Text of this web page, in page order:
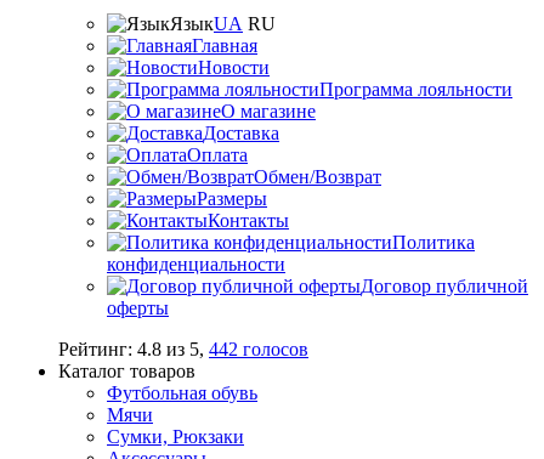
ЯзыкUA RU
Главная
Новости
Программа лояльности
О магазине
Доставка
Оплата
Обмен/Возврат
Размеры
Контакты
Политика
конфиденциальности
Договор публичной
оферты
Рейтинг: 4.8 из 5, 442 голосов
Каталог товаров
Футбольная обувь
Мячи
Сумки, Рюкзаки